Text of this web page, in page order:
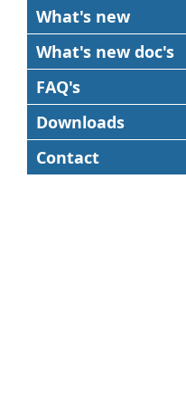
What's new
What's new doc's
FAQ's
Downloads
Contact